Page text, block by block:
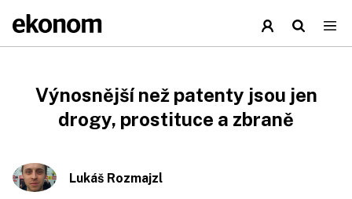
Výnosnější než patenty jsou jen
drogy, prostituce a zbraně
Lukáš Rozmajzl